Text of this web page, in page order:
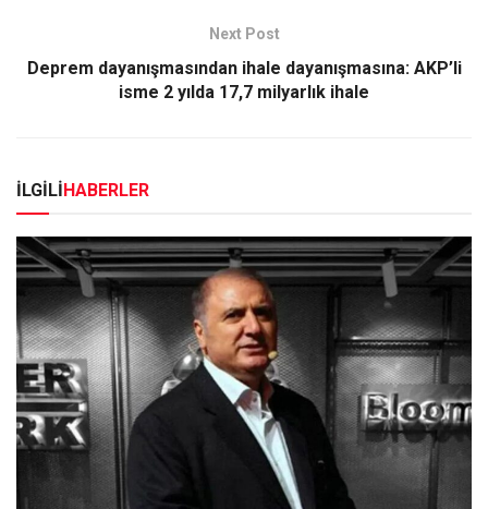
Next Post
Deprem dayanışmasından ihale dayanışmasına: AKP’li
isme 2 yılda 17,7 milyarlık ihale
İLGİLİ HABERLER